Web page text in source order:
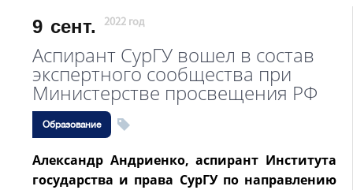
9 сент. 2022 год
Аспирант СурГУ вошел в состав
экспертного сообщества при
Министерстве просвещения РФ
Образование
Александр Андриенко, аспирант Института
государства и права СурГУ по направлению